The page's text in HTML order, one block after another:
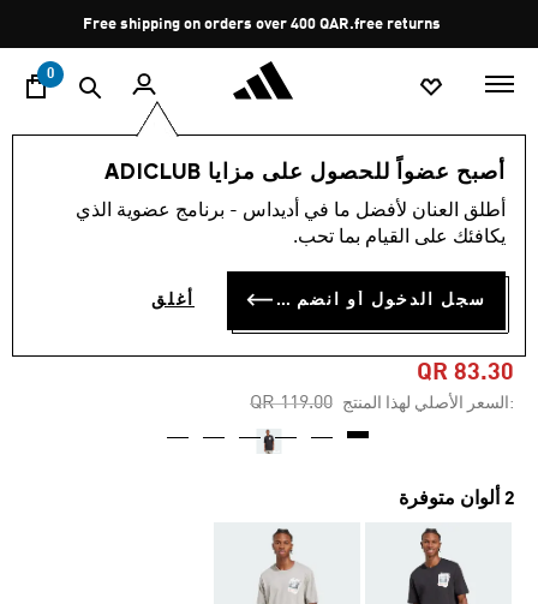
Pause
promotion
rotation
Free shipping on orders over 400 QAR.free returns
0
أصبح عضواً للحصول على مزايا ADICLUB
أطلق العنان لأفضل ما في أديداس - برنامج عضوية الذي
يكافئك على القيام بما تحب.
سجل الدخول أو انضم الآن أغلق
الرجال الملابس
-30%
5.0 (1)
تي شيرت MEMORIES OF
SPORT GRAPHIC
QR 83.30
:السعر الأصلي لهذا المنتج Price reduced from
QR 119.00
to
2 ألوان متوفرة